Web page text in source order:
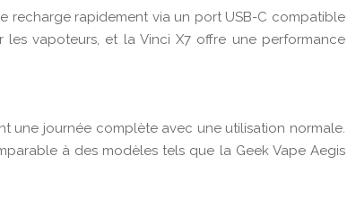
recharge rapidement via un port USB-C compatible
vapoteurs, et la Vinci X7 offre une performance
une journée complète avec une utilisation normale.
à des modèles tels que la Geek Vape Aegis